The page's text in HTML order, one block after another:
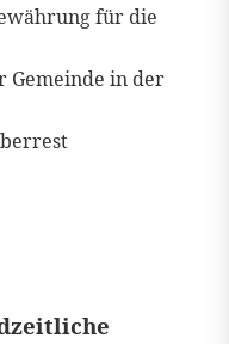
für die
Gemeinde in der